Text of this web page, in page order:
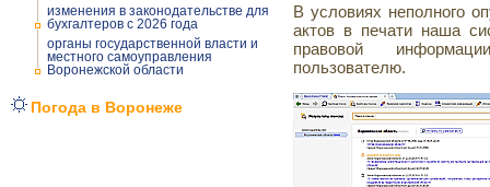
изменения в законодательстве для
бухгалтеров с 2026 года
органы государственной власти и
местного самоуправления
Воронежской области
Погода в Воронеже
В условиях неполного
актов в печати наша
правовой
пользователю.